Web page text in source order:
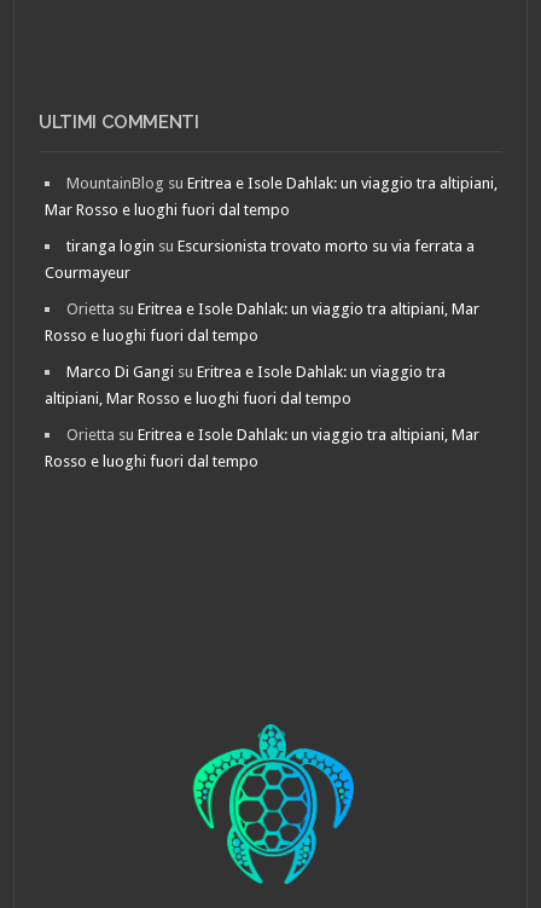
ULTIMI COMMENTI
MountainBlog suEritrea e Isole Dahlak: un viaggio tra altipiani,
Mar Rosso e luoghi fuori dal tempo
tiranga login suEscursionista trovato morto su via ferrata a
Courmayeur
Orietta suEritrea e Isole Dahlak: un viaggio tra altipiani, Mar
Rosso e luoghi fuori dal tempo
Marco Di Gangi suEritrea e Isole Dahlak: un viaggio tra
altipiani, Mar Rosso e luoghi fuori dal tempo
Orietta suEritrea e Isole Dahlak: un viaggio tra altipiani, Mar
Rosso e luoghi fuori dal tempo